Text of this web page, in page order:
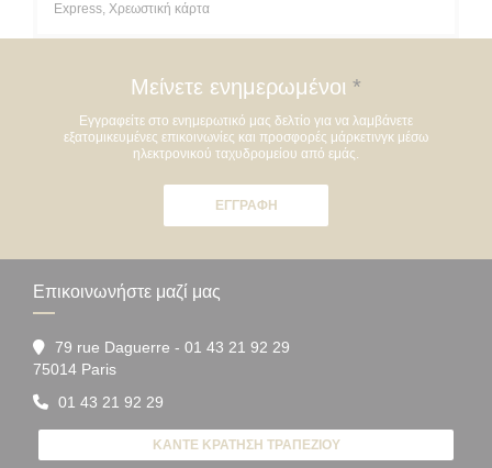
Express, Χρεωστική κάρτα
Μείνετε ενημερωμένοι *
Εγγραφείτε στο ενημερωτικό μας δελτίο για να λαμβάνετε
εξατομικευμένες επικοινωνίες και προσφορές μάρκετινγκ μέσω
ηλεκτρονικού ταχυδρομείου από εμάς.
ΕΓΓΡΑΦΉ
Επικοινωνήστε μαζί μας
79 rue Daguerre - 01 43 21 92 29
75014 Paris((ανοίγει σε νέο παράθυρο))
01 43 21 92 29
ΚΆΝΤΕ ΚΡΆΤΗΣΗ ΤΡΑΠΕΖΙΟΎ